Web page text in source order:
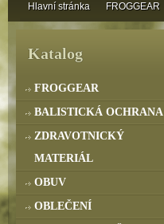
Katalog
FROGGEAR
BALISTICKÁ OCHRANA
ZDRAVOTNICKÝ
MATERIÁL
OBUV
OBLEČENÍ
Hlavní stránka FROGGEAR